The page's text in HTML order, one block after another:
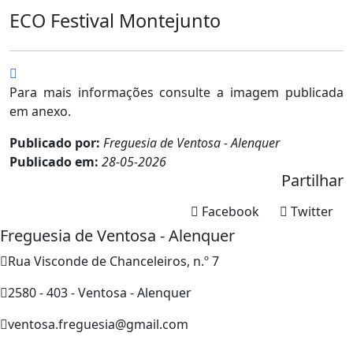
ECO Festival Montejunto
Para mais informações consulte a imagem publicada
em anexo.
Publicado por: Freguesia de Ventosa - Alenquer
Publicado em: 28-05-2026
Partilhar
Twitter
Facebook
Freguesia de Ventosa - Alenquer
Rua Visconde de Chanceleiros, n.º 7
2580 - 403 - Ventosa - Alenquer
ventosa.freguesia@gmail.com